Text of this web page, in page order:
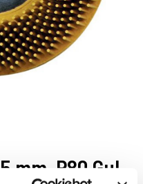
mm, P80 Gul